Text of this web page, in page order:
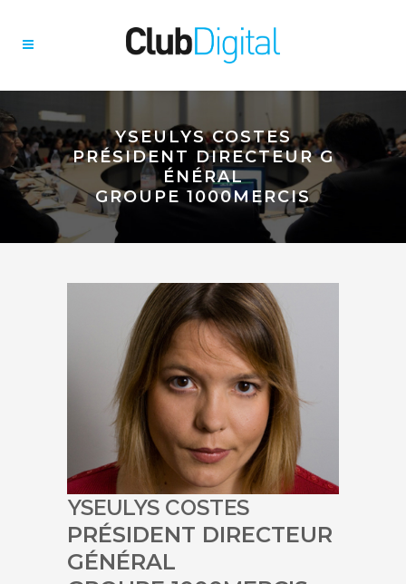
YSEULYS COSTES
PRÉSIDENT DIRECTEUR G
ÉNÉRAL
GROUPE 1000MERCIS
YSEULYS COSTES
PRÉSIDENT DIRECTEUR
GÉNÉRAL